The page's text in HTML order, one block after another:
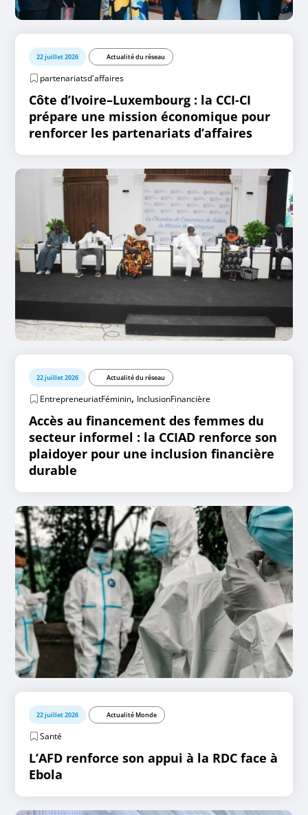
22 juillet 2026 Actualité du réseau
partenariatsd'affaires
Côte d’Ivoire–Luxembourg : la CCI-CI
prépare une mission économique pour
renforcer les partenariats d’affaires
22 juillet 2026 Actualité du réseau
EntrepreneuriatFéminin, InclusionFinancière
Accès au financement des femmes du
secteur informel : la CCIAD renforce son
plaidoyer pour une inclusion financière
durable
22 juillet 2026 Actualité Monde
Santé
L’AFD renforce son appui à la RDC face à
Ebola